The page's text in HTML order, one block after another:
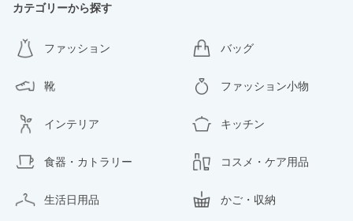
カテゴリーから探す
ファッション バッグ
靴 ファッション小物
インテリア キッチン
食器・カトラリー コスメ・ケア用品
生活日用品 かご・収納